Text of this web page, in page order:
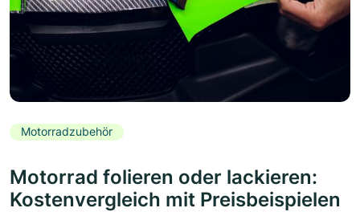
Motorradzubehör
Motorrad folieren oder lackieren:
Kostenvergleich mit Preisbeispielen